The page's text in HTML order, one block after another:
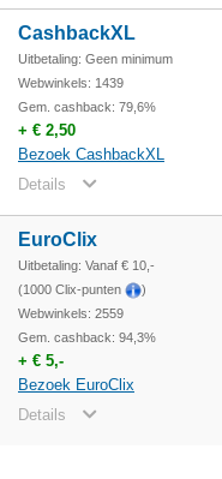
CashbackXL
Uitbetaling: Geen minimum
Webwinkels: 1439
Gem. cashback: 79,6%
+ € 2,50
Bezoek CashbackXL
Details
EuroClix
Uitbetaling: Vanaf € 10,-
(1000 Clix-punten
)
Webwinkels: 2559
Gem. cashback: 94,3%
+ € 5,-
Bezoek EuroClix
Details